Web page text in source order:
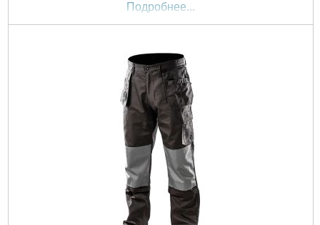
Подробнее...